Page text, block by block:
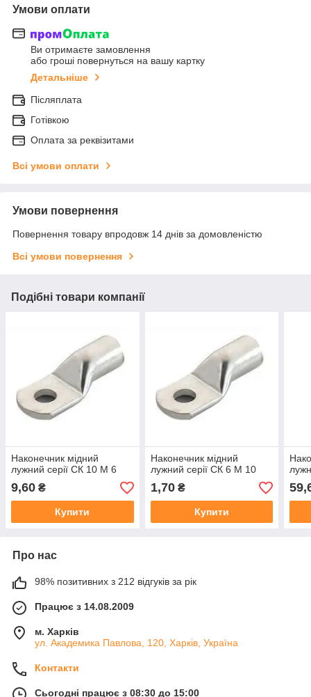
Умови оплати
Ви отримаєте замовлення
або гроші повернуться на вашу картку
Детальніше
Післяплата
Готівкою
Оплата за реквізитами
Всі умови оплати
Умови повернення
Повернення товару впродовж 14 днів за домовленістю
Всі умови повернення
Подібні товари компанії
Наконечник мідний
лужний серії СК 10 М 6
9,60 ₴
Купити
Наконечник мідний
лужний серії СК 6 М 10
1,70₴
Купити
Про нас
98% позитивних з 212 відгуків за рік
Працює з 14.08.2009
м. Харків
ул. Академика Павлова, 120, Харків, Україна
Контакти
Сьогодні працює з 08:30 до 15:00